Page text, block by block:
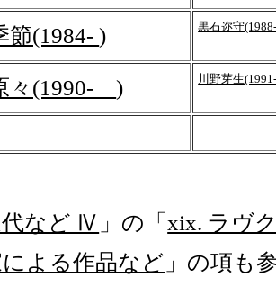
節(1984-) 黒石迩守
々(1990-) 川野芽生
など Ⅳ 」の「xix. ラヴ
よる作品など 」の項も